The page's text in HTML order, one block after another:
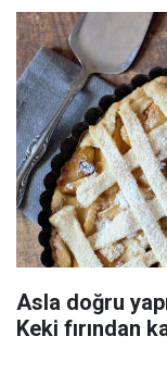
Asla doğru
Keki fırından